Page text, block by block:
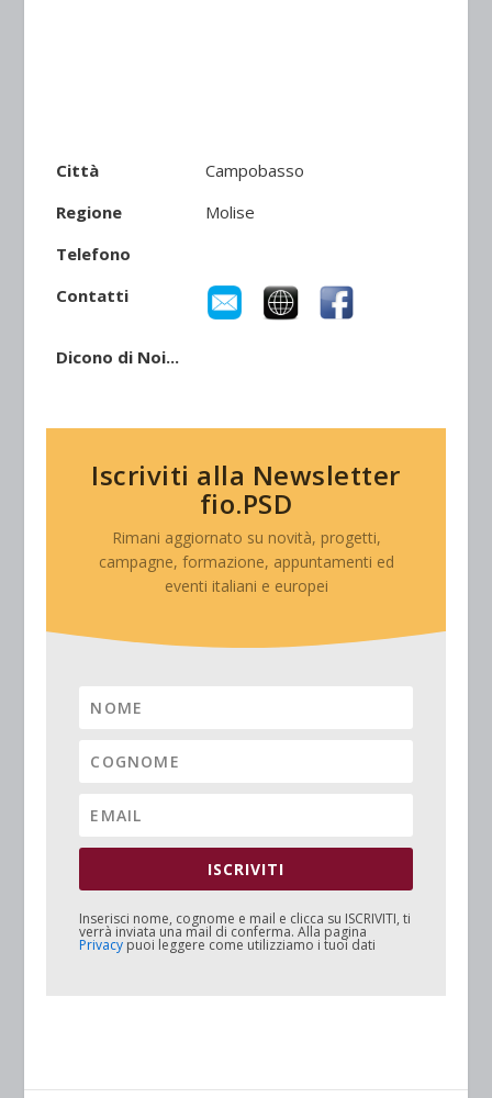
Città
Campobasso
Regione
Molise
Telefono
Contatti
Dicono di Noi...
Iscriviti alla Newsletter
fio.PSD
Rimani aggiornato su novità, progetti,
campagne, formazione, appuntamenti ed
eventi italiani e europei
ISCRIVITI
Inserisci nome, cognome e mail e clicca su ISCRIVITI, ti
verrà inviata una mail di conferma. Alla pagina
Privacy puoi leggere come utilizziamo i tuoi dati